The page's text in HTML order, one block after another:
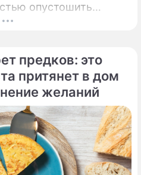
опустошить
и ясновидящая
относиться к своим
предков: это
притянет в дом
желаний